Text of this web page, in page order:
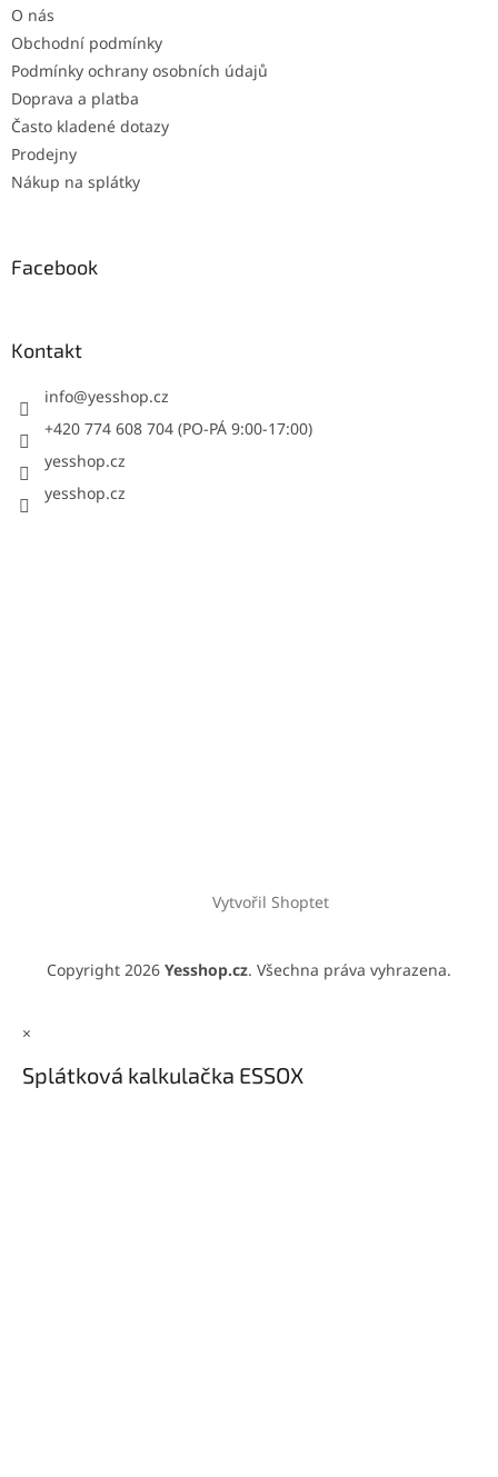
O nás
Obchodní podmínky
Podmínky ochrany osobních údajů
Doprava a platba
Často kladené dotazy
Prodejny
Nákup na splátky
Facebook
Kontakt
info@yesshop.cz
+420 774 608 704 (PO-PÁ 9:00-17:00)
yesshop.cz
yesshop.cz
Vytvořil Shoptet
Copyright 2026 Yesshop.cz. Všechna práva vyhrazena.
×
Splátková kalkulačka ESSOX